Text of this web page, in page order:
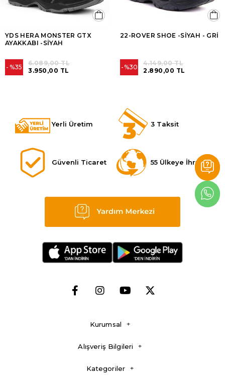
YDS HERA MONSTER GTX
AYAKKABI -SİYAH
%35 3.950,00 TL
6.089,00 TL
22-ROVER SHOE -SİYAH - GRİ
%30 2.890,00 TL
4.149,00 TL
Yerli Üretim 3 Taksit
Güvenli Ticaret 55 Ülkeye İhracat
Kurumsal
Alışveriş Bilgileri
Kategoriler